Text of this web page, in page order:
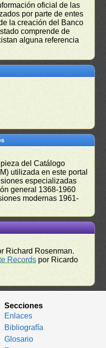
oficial de las
por parte de entes
la creación del Banco
comprende de
alguna referencia
del Catálogo
utilizada en este portal
especializadas
general 1368-1960
modernas 1961-
Richard Rosenman.
Records por Ricardo
Secciones
Enlaces
Bibliografía
Glosario